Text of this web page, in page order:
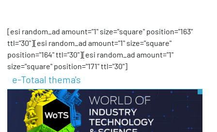
[esi random_ad amount="1" size="square" position="163"
ttl="30"][esi random_ad amount="1" size="square"
position="164" ttl="30"][esi random_ad amount="1"
size="square" position="171" ttl="30"]
e-Totaal thema's